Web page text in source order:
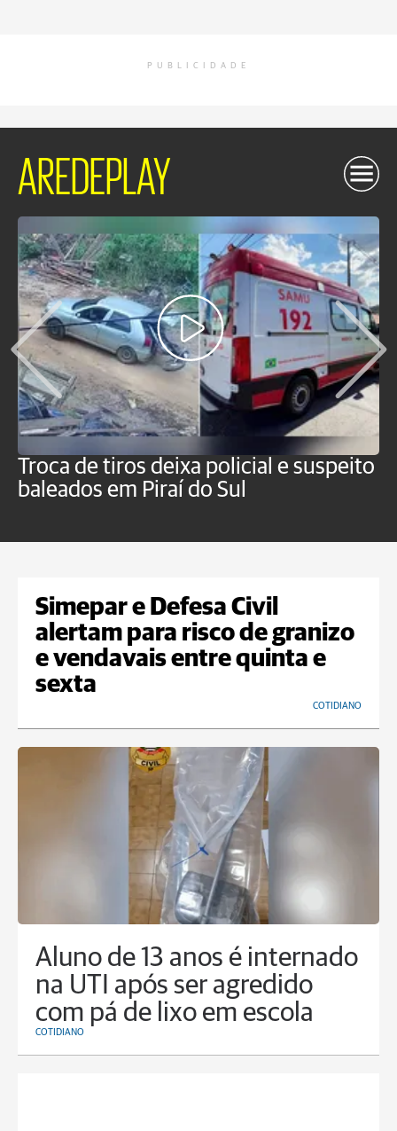
PUBLICIDADE
AREDEPLAY
Troca de tiros deixa policial e suspeito
baleados em Piraí do Sul
Simepar e Defesa Civil
alertam para risco de granizo
e vendavais entre quinta e
sexta
COTIDIANO
Aluno de 13 anos é internado
na UTI após ser agredido
com pá de lixo em escola
COTIDIANO